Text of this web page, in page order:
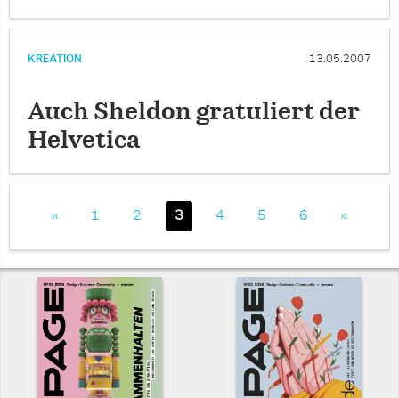
KREATION 13.05.2007
Auch Sheldon gratuliert der
Helvetica
« 1 2 3 4 5 6 »